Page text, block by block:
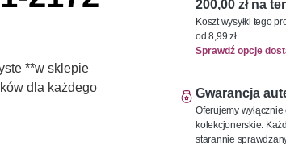
**w sklepie
dla każdego
200,00 zł na
Koszt wysyłki tego
od 8,99 zł
Sprawdź opcje
Gwarancja
Oferujemy
kolekcjonerskie.
starannie